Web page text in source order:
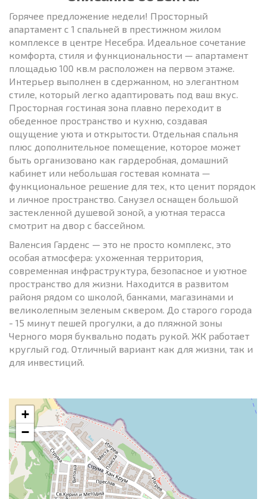
Горячее предложение недели! Просторный
апартамент с 1 спальней в престижном жилом
комплексе в центре Несебра. Идеальное сочетание
комфорта, стиля и функциональности — апартамент
площадью 100 кв.м расположен на первом этаже.
Интерьер выполнен в сдержанном, но элегантном
стиле, который легко адаптировать под ваш вкус.
Просторная гостиная зона плавно переходит в
обеденное пространство и кухню, создавая
ощущение уюта и открытости. Отдельная спальня
плюс дополнительное помещение, которое может
быть организовано как гардеробная, домашний
кабинет или небольшая гостевая комната —
функциональное решение для тех, кто ценит порядок
и личное пространство. Санузел оснащен большой
застекленной душевой зоной, а уютная терасса
смотрит на двор с бассейном.
Валенсия Гарденс — это не просто комплекс, это
особая атмосфера: ухоженная территория,
современная инфраструктура, безопасное и уютное
пространство для жизни. Находится в развитом
районя рядом со школой, банками, магазинами и
великолепным зеленым сквером. До старого города
- 15 минут пешей прогулки, а до пляжной зоны
Черного моря буквально подать рукой. ЖК работает
круглый год. Отличный вариант как для жизни, так и
для инвестиций.
+
−